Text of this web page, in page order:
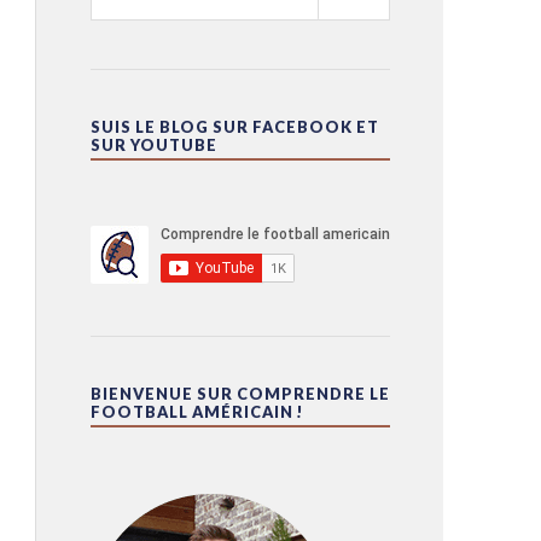
SUIS LE BLOG SUR FACEBOOK ET
SUR YOUTUBE
BIENVENUE SUR COMPRENDRE LE
FOOTBALL AMÉRICAIN !